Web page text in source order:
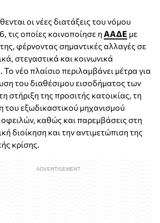
οι νέες διατάξεις του νόμου
τις οποίες κοινοποίησε η ΑΑΔΕ με
φέρνοντας σημαντικές αλλαγές σε
στεγαστικά και κοινωνικά
Το νέο πλαίσιο περιλαμβάνει μέτρα για
του διαθέσιμου εισοδήματος των
στήριξη της προσιτής κατοικίας, τη
του εξωδικαστικού μηχανισμού
καθώς και παρεμβάσεις στη
διοίκηση και την αντιμετώπιση της
κρίσης.